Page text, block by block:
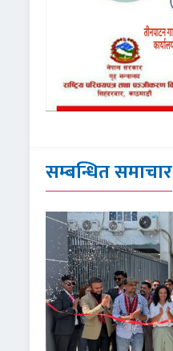
सम्बन्धित समाचार